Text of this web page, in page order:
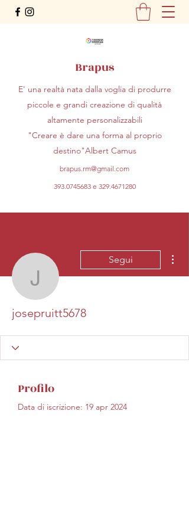
Brapus
E' una realtà nata dalla voglia di produrre
piccole e grandi creazione di qualità
altamente personalizzabili
"Creare è dare una forma al proprio
destino"Albert Camus
brapus.rm@gmail.com
393.0745683e 329.4671280
josepruitt5678
Segui
josepruitt5678
Profilo
Data di iscrizione: 19 apr 2024